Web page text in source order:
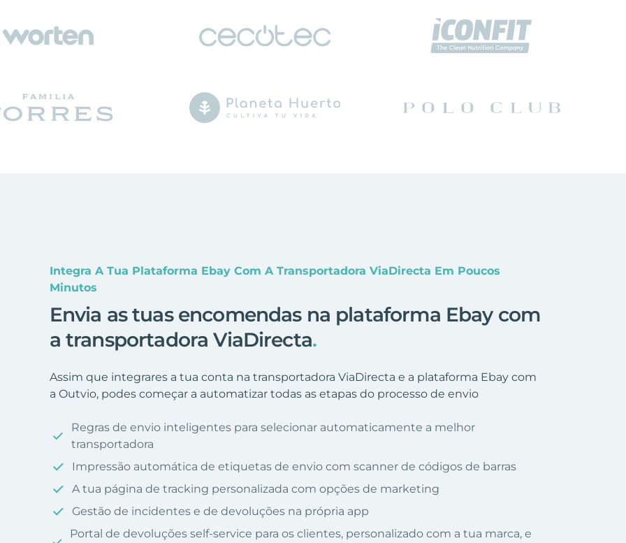
Integra A Tua Plataforma Ebay Com A Transportadora ViaDirecta Em Poucos
Minutos
Envia as tuas encomendas na plataforma Ebay com
a transportadora ViaDirecta.
Assim que integrares a tua conta na transportadora ViaDirecta e a plataforma Ebay com
a Outvio, podes começar a automatizar todas as etapas do processo de envio
Regras de envio inteligentes para selecionar automaticamente a melhor
transportadora
Impressão automática de etiquetas de envio com scanner de códigos de barras
A tua página de tracking personalizada com opções de marketing
Gestão de incidentes e de devoluções na própria app
Portal de devoluções self-service para os clientes, personalizado com a tua marca, e